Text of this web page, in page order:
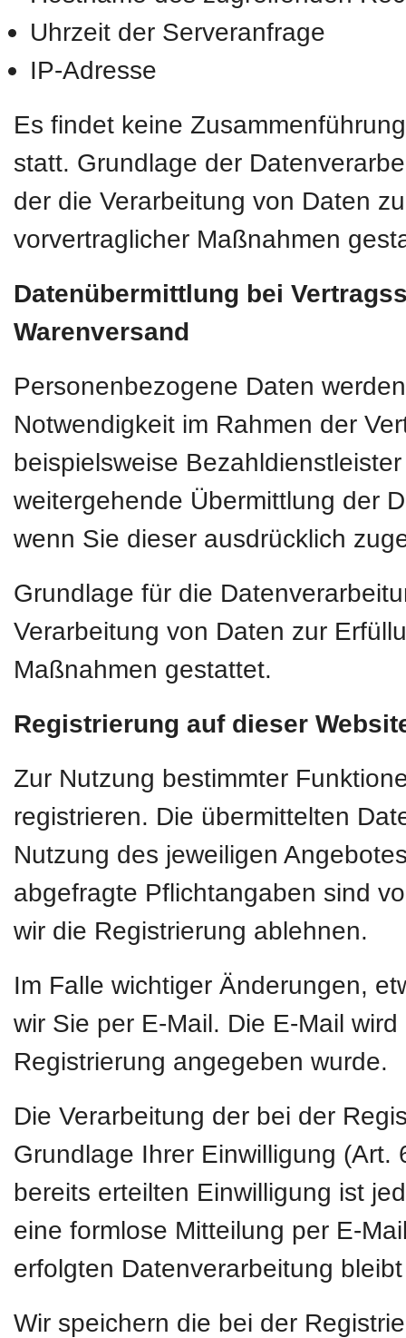
Uhrzeit der Serveranfrage
IP-Adresse
Es findet keine
statt. Grundlage der
der die Verarbeitung von Daten
vorvertraglicher Maßnahmen
Datenübermittlung bei
Warenversand
Personenbezogene Daten
Notwendigkeit im Rahmen der
beispielsweise
weitergehende Übermittlung der
wenn Sie dieser ausdrücklich
Grundlage für die
Verarbeitung von Daten zur
Maßnahmen gestattet.
Registrierung auf dieser
Zur Nutzung bestimmter
registrieren. Die übermittelten
Nutzung des jeweiligen
abgefragte Pflichtangaben sind
wir die Registrierung ablehnen.
Im Falle wichtiger Änderungen,
wir Sie per E-Mail. Die E-Mail
Registrierung angegeben wurde.
Die Verarbeitung der bei der
Grundlage Ihrer Einwilligung (Art.
bereits erteilten Einwilligung ist
eine formlose Mitteilung per E-
erfolgten Datenverarbeitung
Wir speichern die bei der